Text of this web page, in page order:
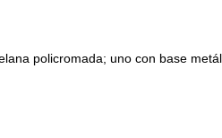
policromada; uno con base